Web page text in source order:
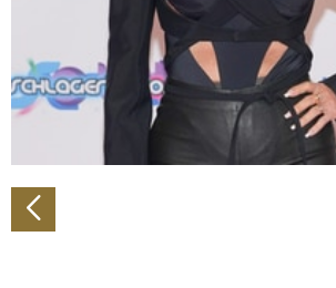
zu können und die Zugriffe auf unsere
analysieren. Außerdem geben wir
Verwendung unserer Website an unsere
soziale Medien, Werbung und
Partner führen diese Informationen
weiteren Daten zusammen, die Sie
gesammelt haben.